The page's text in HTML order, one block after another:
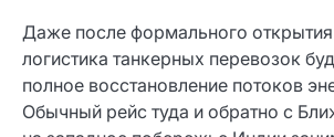
Даже после формального
логистика танкерных перевозок
полное восстановление потоков
Обычный рейс туда и обратно с